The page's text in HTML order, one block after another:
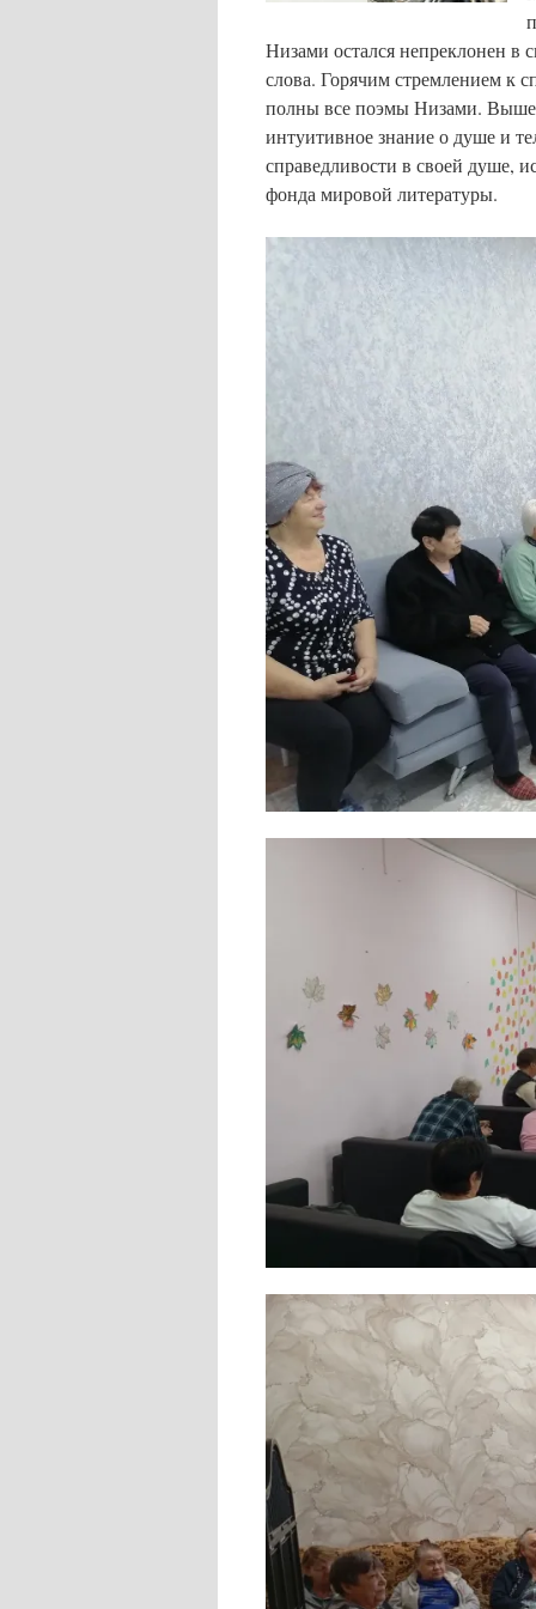
Низами остался непреклонен в
слова. Горячим стремлением к
полны все поэмы Низами. Выше
интуитивное знание о душе и
справедливости в своей душе,
фонда мировой литературы.